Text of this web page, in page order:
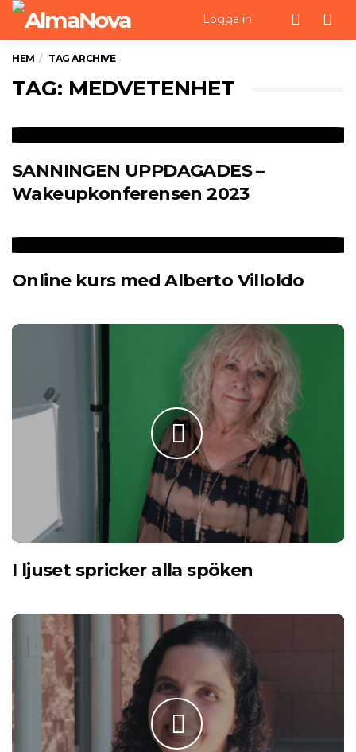
Logga in
HEM TAG ARCHIVE
TAG: MEDVETENHET
SANNINGEN UPPDAGADES –
Wakeupkonferensen 2023
Online kurs med Alberto Villoldo
I ljuset spricker alla spöken